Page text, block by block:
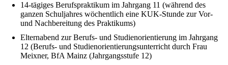
14-tägiges Berufspraktikum im Jahrgang 11 (während des
ganzen Schuljahres wöchentlich eine KUK-Stunde zur Vor-
und Nachbereitung des Praktikums)
Elternabend zur Berufs- und Studienorientierung im Jahrgang
12 (Berufs- und Studienorientierungsunterricht durch Frau
Meixner, BfA Mainz (Jahrgangsstufe 12)